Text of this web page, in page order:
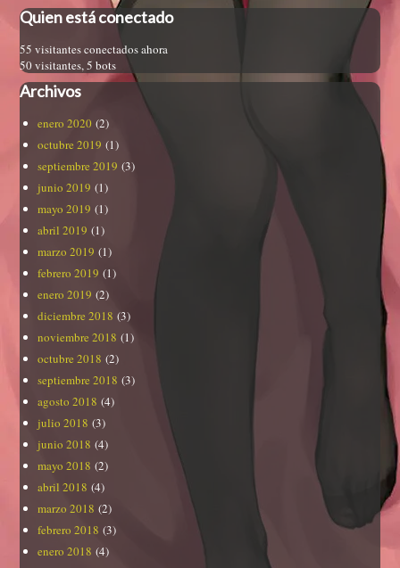
Quien está conectado
55 visitantes conectados ahora
50 visitantes, 5 bots
Archivos
enero 2020 (2)
octubre 2019 (1)
septiembre 2019 (3)
junio 2019 (1)
mayo 2019 (1)
abril 2019 (1)
marzo 2019 (1)
febrero 2019 (1)
enero 2019 (2)
diciembre 2018 (3)
noviembre 2018 (1)
octubre 2018 (2)
septiembre 2018 (3)
agosto 2018 (4)
julio 2018 (3)
junio 2018 (4)
mayo 2018 (2)
abril 2018 (4)
marzo 2018 (2)
febrero 2018 (3)
enero 2018 (4)